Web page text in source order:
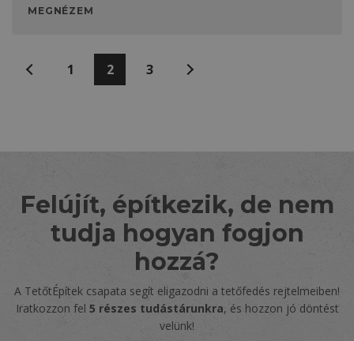
MEGNÉZEM
Bejegyzések
lapozása
Előző 1 2 3 Következő
Felújít, építkezik, de nem
tudja hogyan fogjon
hozzá?
A TetőtÉpítek csapata segít eligazodni a tetőfedés rejtelmeiben!
Iratkozzon fel 5 részes tudástárunkra, és hozzon jó döntést
velünk!